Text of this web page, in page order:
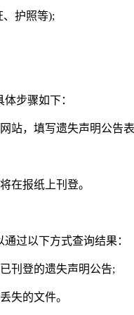
护照等);
步骤如下：
站，填写遗失声明公告
在报纸上刊登。
过以下方式查询结果：
刊登的遗失声明公告;
失的文件。